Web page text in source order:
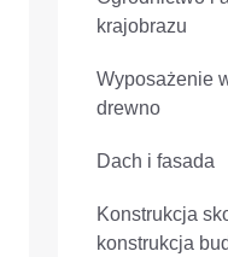
krajobrazu
Wyposażenie
drewno
Dach i fasada
Konstrukcja
konstrukcja